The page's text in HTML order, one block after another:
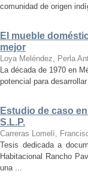
comunidad de origen
El mueble
mejor
Loya Meléndez, Perla
La década de 1970 en
potencial para
Estudio de caso
S.L.P.
Carreras Lomelí,
Tesis dedicada a
Habitacional Rancho
una ...